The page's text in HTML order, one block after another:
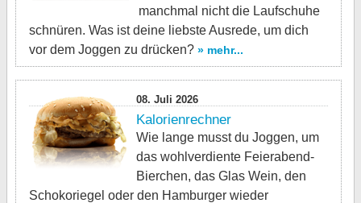
manchmal nicht die Laufschuhe
schnüren. Was ist deine liebste Ausrede, um dich
vor dem Joggen zu drücken? » mehr...
08. Juli 2026
Kalorienrechner
Wie lange musst du Joggen, um
das wohlverdiente Feierabend-
Bierchen, das Glas Wein, den
Schokoriegel oder den Hamburger wieder